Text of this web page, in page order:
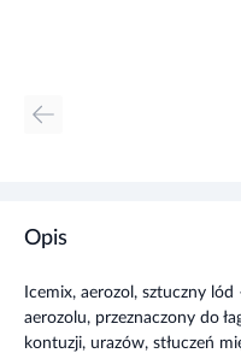
Opis
Icemix, aerozol, sztuczny
aerozolu, przeznaczony do
kontuzji, urazów, stłuczeń